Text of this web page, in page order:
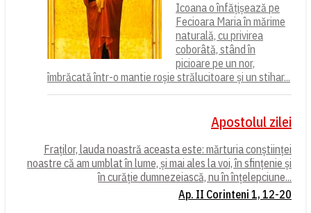
Icoana o înfățișează pe
Fecioara Maria în mărime
naturală, cu privirea
coborâtă, stând în
picioare pe un nor,
îmbrăcată într-o mantie roșie strălucitoare și un stihar...
Apostolul zilei
Fraților, lauda noastră aceasta este: mărturia conștiinței
noastre că am umblat în lume, și mai ales la voi, în sfințenie și
în curăție dumnezeiască, nu în înțelepciune...
Ap. II Corinteni 1, 12-20